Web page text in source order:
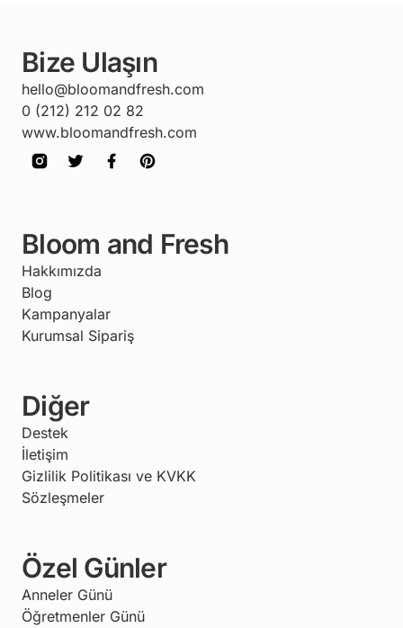
Bize Ulaşın
hello@bloomandfresh.com
0 (212) 212 02 82
www.bloomandfresh.com
Bloom and Fresh
Hakkımızda
Blog
Kampanyalar
Kurumsal Sipariş
Diğer
Destek
İletişim
Gizlilik Politikası ve KVKK
Sözleşmeler
Özel Günler
Anneler Günü
Öğretmenler Günü